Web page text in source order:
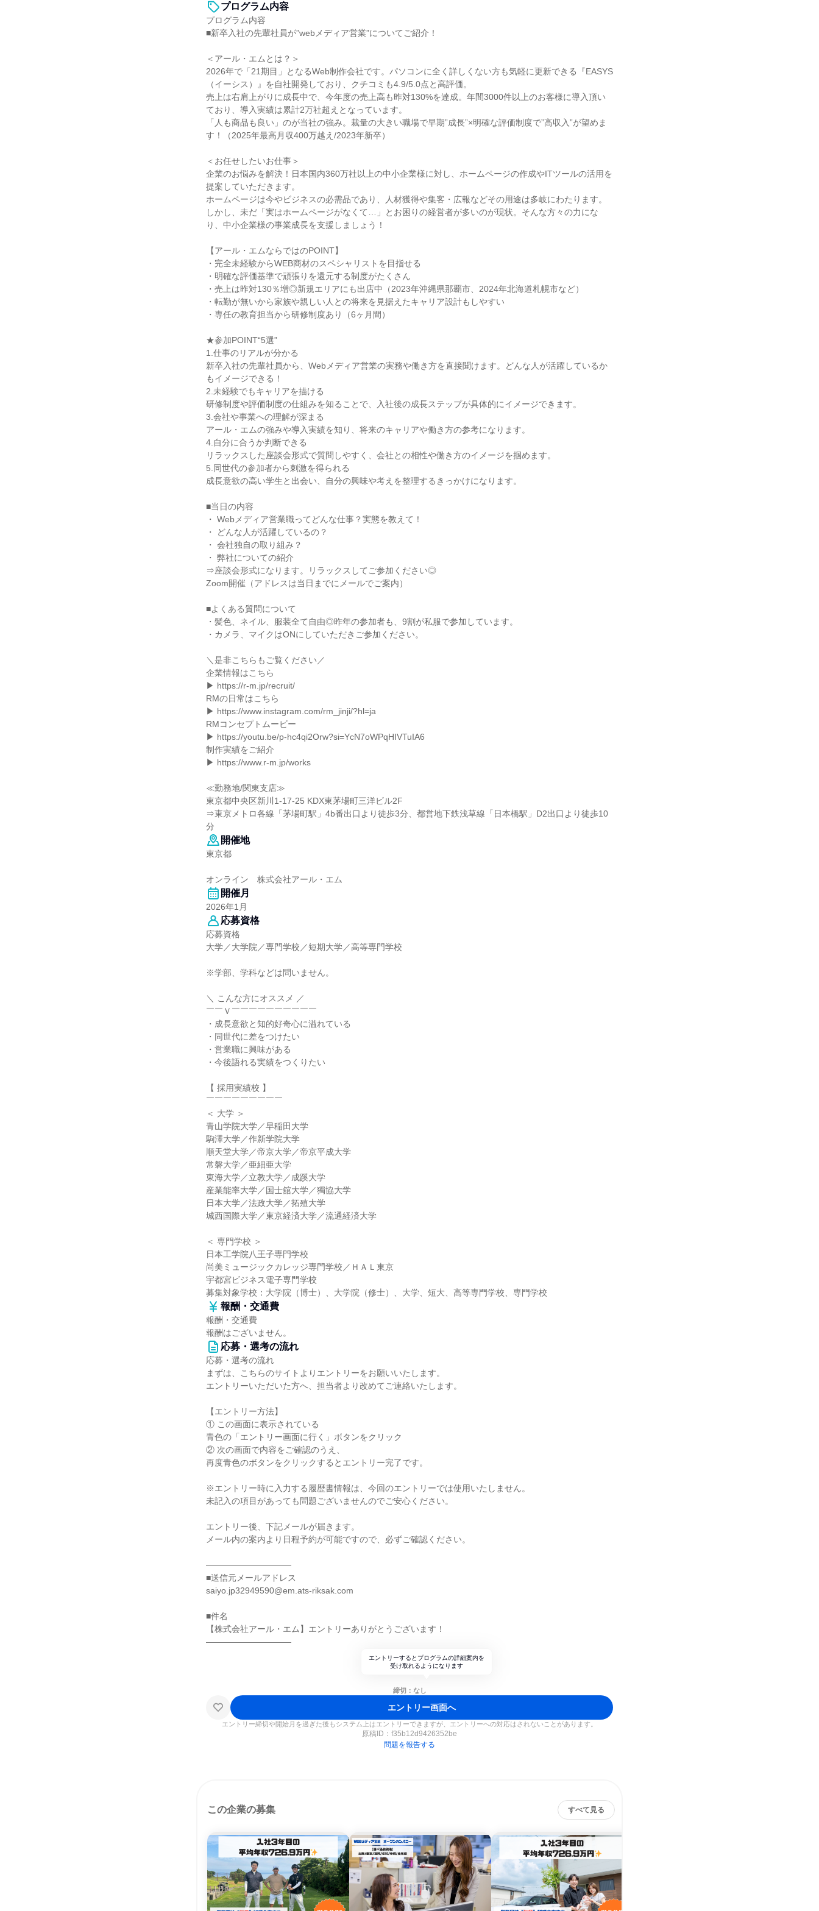
プログラム内容
プログラム内容
■新卒入社の先輩社員が”webメディア営業”についてご紹介！
＜アール・エムとは？＞
2026年で「21期目」となるWeb制作会社です。パソコンに全く詳しくない方も気軽に更新できる『EASYS
（イーシス）』を自社開発しており、クチコミも4.9/5.0点と高評価。
売上は右肩上がりに成長中で、今年度の売上高も昨対130%を達成。年間3000件以上のお客様に導入頂い
ており、導入実績は累計2万社超えとなっています。
「人も商品も良い」のが当社の強み。裁量の大きい職場で早期”成長”×明確な評価制度で”高収入”が望めま
す！（2025年最高月収400万越え/2023年新卒）
＜お任せしたいお仕事＞
企業のお悩みを解決！日本国内360万社以上の中小企業様に対し、ホームページの作成やITツールの活用を
提案していただきます。
ホームページは今やビジネスの必需品であり、人材獲得や集客・広報などその用途は多岐にわたります。
しかし、未だ「実はホームページがなくて…」とお困りの経営者が多いのが現状。そんな方々の力にな
り、中小企業様の事業成長を支援しましょう！
【アール・エムならではのPOINT】
・完全未経験からWEB商材のスペシャリストを目指せる
・明確な評価基準で頑張りを還元する制度がたくさん
・売上は昨対130％増◎新規エリアにも出店中（2023年沖縄県那覇市、2024年北海道札幌市など）
・転勤が無いから家族や親しい人との将来を見据えたキャリア設計もしやすい
・専任の教育担当から研修制度あり（6ヶ月間）
★参加POINT“5選”
1.仕事のリアルが分かる
新卒入社の先輩社員から、Webメディア営業の実務や働き方を直接聞けます。どんな人が活躍しているか
もイメージできる！
2.未経験でもキャリアを描ける
研修制度や評価制度の仕組みを知ることで、入社後の成長ステップが具体的にイメージできます。
3.会社や事業への理解が深まる
アール・エムの強みや導入実績を知り、将来のキャリアや働き方の参考になります。
4.自分に合うか判断できる
リラックスした座談会形式で質問しやすく、会社との相性や働き方のイメージを掴めます。
5.同世代の参加者から刺激を得られる
成長意欲の高い学生と出会い、自分の興味や考えを整理するきっかけになります。
■当日の内容
・ Webメディア営業職ってどんな仕事？実態を教えて！
・ どんな人が活躍しているの？
・ 会社独自の取り組み？
・ 弊社についての紹介
⇒座談会形式になります。リラックスしてご参加ください◎
Zoom開催（アドレスは当日までにメールでご案内）
■よくある質問について
・髪色、ネイル、服装全て自由◎昨年の参加者も、9割が私服で参加しています。
・カメラ、マイクはONにしていただきご参加ください。
＼是非こちらもご覧ください／
企業情報はこちら
▶ https://r-m.jp/recruit/
RMの日常はこちら
▶ https://www.instagram.com/rm_jinji/?hl=ja
RMコンセプトムービー
▶ https://youtu.be/p-hc4qi2Orw?si=YcN7oWPqHIVTuIA6
制作実績をご紹介
▶ https://www.r-m.jp/works
≪勤務地/関東支店≫
東京都中央区新川1-17-25 KDX東茅場町三洋ビル2F
⇒東京メトロ各線「茅場町駅」4b番出口より徒歩3分、都営地下鉄浅草線「日本橋駅」D2出口より徒歩10
分
開催地
東京都
オンライン 株式会社アール・エム
開催月
2026年1月
応募資格
応募資格
大学／大学院／専門学校／短期大学／高等専門学校
※学部、学科などは問いません。
＼ こんな方にオススメ ／
￣￣Ｖ￣￣￣￣￣￣￣￣￣￣
・成長意欲と知的好奇心に溢れている
・同世代に差をつけたい
・営業職に興味がある
・今後語れる実績をつくりたい
【 採用実績校 】
￣￣￣￣￣￣￣￣￣
＜ 大学 ＞
青山学院大学／早稲田大学
駒澤大学／作新学院大学
順天堂大学／帝京大学／帝京平成大学
常磐大学／亜細亜大学
東海大学／立教大学／成蹊大学
産業能率大学／国士舘大学／獨協大学
日本大学／法政大学／拓殖大学
城西国際大学／東京経済大学／流通経済大学
＜ 専門学校 ＞
日本工学院八王子専門学校
尚美ミュージックカレッジ専門学校／ＨＡＬ東京
宇都宮ビジネス電子専門学校
募集対象学校：大学院（博士）、大学院（修士）、大学、短大、高等専門学校、専門学校
報酬・交通費
報酬・交通費
報酬はございません。
応募・選考の流れ
応募・選考の流れ
まずは、こちらのサイトよりエントリーをお願いいたします。
エントリーいただいた方へ、担当者より改めてご連絡いたします。
【エントリー方法】
① この画面に表示されている
青色の「エントリー画面に行く」ボタンをクリック
② 次の画面で内容をご確認のうえ、
再度青色のボタンをクリックするとエントリー完了です。
※エントリー時に入力する履歴書情報は、今回のエントリーでは使用いたしません。
未記入の項目があっても問題ございませんのでご安心ください。
エントリー後、下記メールが届きます。
メール内の案内より日程予約が可能ですので、必ずご確認ください。
――――――――――
■送信元メールアドレス
saiyo.jp32949590@em.ats-riksak.com
■件名
【株式会社アール・エム】エントリーありがとうございます！
――――――――――
エントリーするとプログラムの詳細案内を
受け取れるようになります
締切：なし
エントリー画面へ
エントリー締切や開始月を過ぎた後もシステム上はエントリーできますが、エントリーへの対応はされないことがあります。
原稿ID： f35b12d9426352be
問題を報告する
この企業の募集 すべて見る